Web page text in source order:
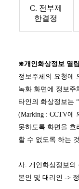
C. 전부제
한결정
⋇개인화상정보 열
정보주체의 요청에
녹화 화면에 정보주
타인의 화상정보는
(Marking : CCTV에
못하도록 화면을 흐
할 수 없도록 하는
사. 개인화상정보의
본인 및 대리인 ->